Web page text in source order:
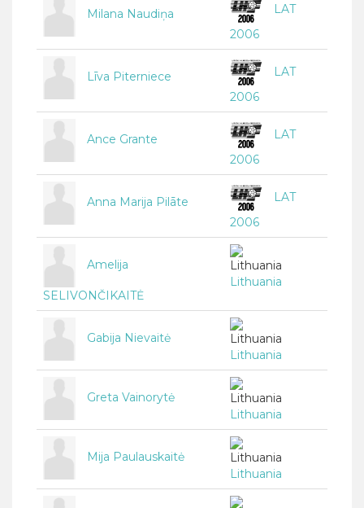
Milana Naudiņa
LAT
2006
Līva Piterniece
LAT
2006
Ance Grante
LAT
2006
Anna Marija Pilāte
LAT
2006
Amelija
SELIVONČIKAITĖ
Lithuania
Gabija Nievaitė
Lithuania
Greta Vainorytė
Lithuania
Mija Paulauskaitė
Lithuania